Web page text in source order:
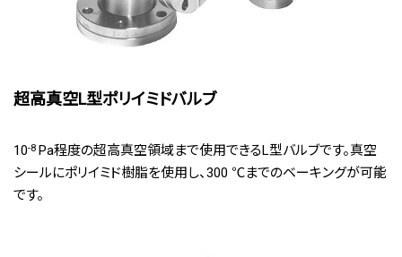
超高真空L型ポリイミドバルブ
10-8 Pa程度の超高真空領域まで使用できるL型バルブです。真空
シールにポリイミド樹脂を使用し、300 ℃までのベーキングが可能
です。